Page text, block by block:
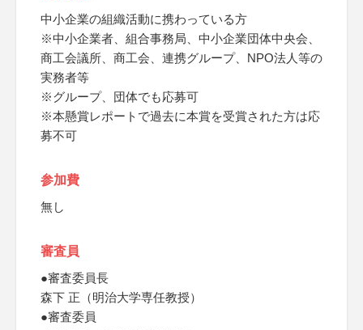
中小企業の組織活動に携わっている方
※中小企業者、組合事務局、中小企業団体中央会、
商工会議所、商工会、連携グループ、NPO法人等の
実務者等
※グループ、団体でも応募可
※本懸賞レポートで過去に本賞を受賞された方は応
募不可
参加費
無し
審査員
●審査委員長
森下 正（明治大学専任教授）
●審査委員